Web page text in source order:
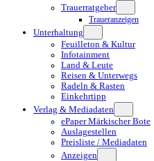
Trauerratgeber
Traueranzeigen
Unterhaltung
Feuilleton & Kultur
Infotainment
Land & Leute
Reisen & Unterwegs
Radeln & Rasten
Einkehrtipp
Verlag & Mediadaten
ePaper Märkischer Bote
Auslagestellen
Preisliste / Mediadaten
Anzeigen